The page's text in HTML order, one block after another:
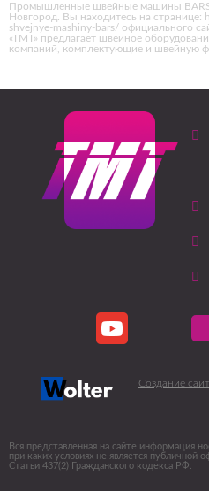
Промышленные швейные машины
Новгород. Вы находитесь на
shvejnye-mashiny-bars/ официального
«ТМТ» предлагает швейное
компаний, комплектующие и швейную
Создание
Вся представленная на сайте информация
при каких условиях не является
Статьи 437(2) Гражданского кодекса РФ.